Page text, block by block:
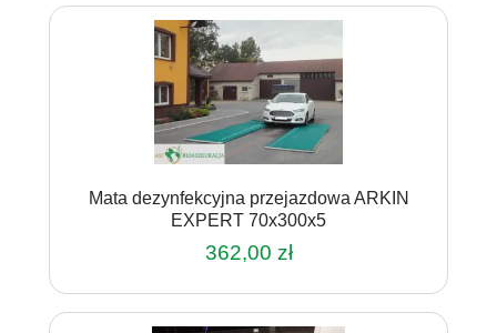
Mata dezynfekcyjna przejazdowa ARKIN
EXPERT 70x300x5
362,00 zł